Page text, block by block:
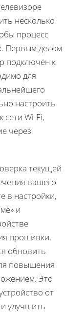
несколько
процесс
Первым делом
подключён к
для
настроить
Wi-Fi,
через
текущей
вашего
в настройки,
и
прошивки.
обновить
повышения
Это
от
улучшить